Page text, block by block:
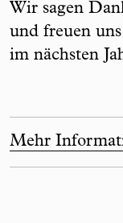
Wir sagen
und freuen
im nächsten
Mehr